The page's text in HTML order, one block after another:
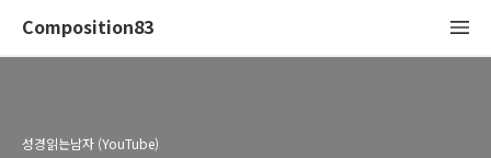
Composition83
성경읽는남자 (YouTube)